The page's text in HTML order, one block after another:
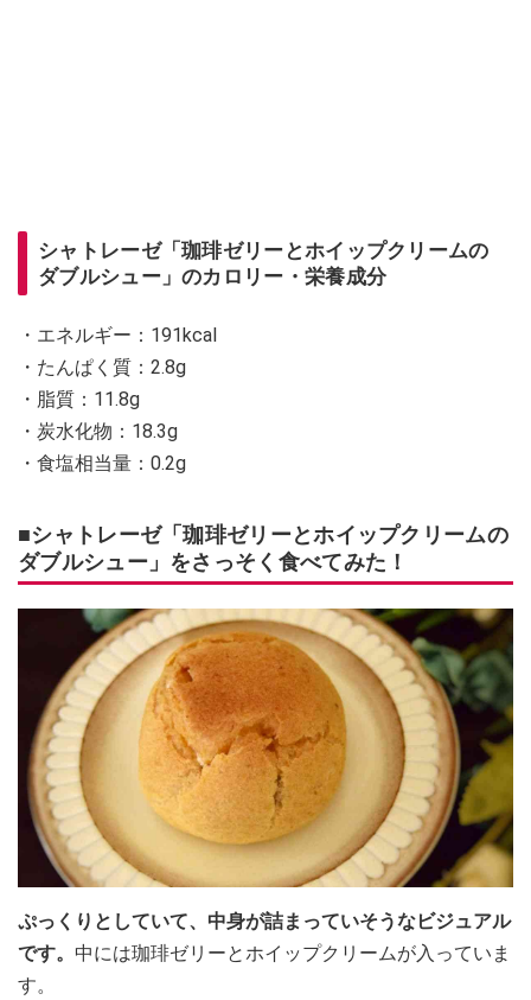
シャトレーゼ「珈琲ゼリーとホイップクリームの
ダブルシュー」のカロリー・栄養成分
・エネルギー：191kcal
・たんぱく質：2.8g
・脂質：11.8g
・炭水化物：18.3g
・食塩相当量：0.2g
■シャトレーゼ「珈琲ゼリーとホイップクリームの
ダブルシュー」をさっそく食べてみた！
ぷっくりとしていて、中身が詰まっていそうなビジュアル
です。 中には珈琲ゼリーとホイップクリームが入っていま
す。